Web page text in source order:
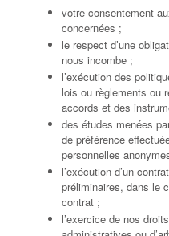
votre consentement
concernées ;
le respect d’une
nous incombe ;
l’exécution des
lois ou règlements ou
accords et des
des études menées
de préférence
personnelles
l’exécution d’un
préliminaires, dans le
contrat ;
l’exercice de nos